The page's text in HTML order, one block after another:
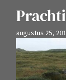
augustus 25,